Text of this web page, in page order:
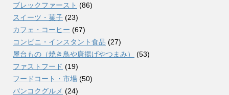
ブレックファースト (86)
スイーツ・菓子 (23)
カフェ・コーヒー (67)
コンビニ・インスタント食品 (27)
屋台もの（焼き鳥や唐揚げやつまみ）
(53)
ファストフード (19)
フードコート・市場 (50)
バンコクグルメ (24)